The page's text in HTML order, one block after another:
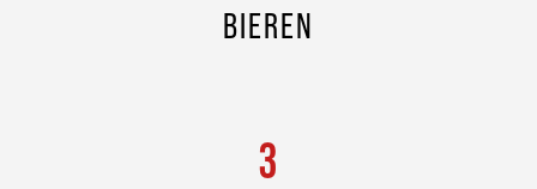
BIEREN
3